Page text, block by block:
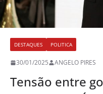
DESTAQUES POLITICA
30/01/2025 ANGELO PIRES
Tensão entre